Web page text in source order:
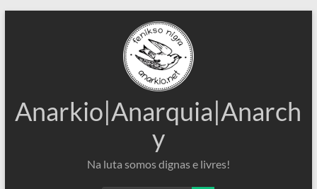
Anarkio|Anarquia|Anarch
y
Na luta somos dignas e livres!